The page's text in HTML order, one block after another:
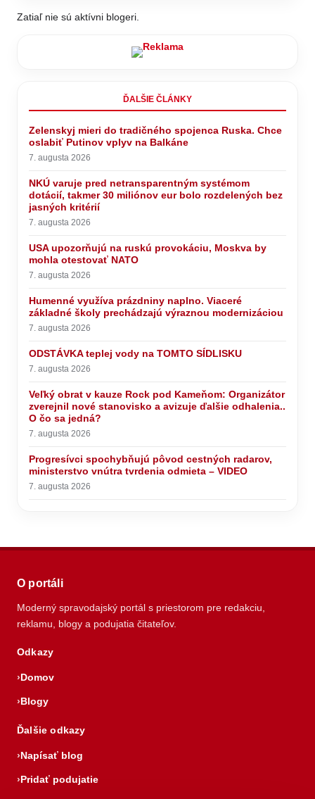
Zatiaľ nie sú aktívni blogeri.
ĎALŠIE ČLÁNKY
Zelenskyj mieri do tradičného spojenca Ruska. Chce
oslabiť Putinov vplyv na Balkáne
7. augusta 2026
NKÚ varuje pred netransparentným systémom
dotácií, takmer 30 miliónov eur bolo rozdelených bez
jasných kritérií
7. augusta 2026
USA upozorňujú na ruskú provokáciu, Moskva by
mohla otestovať NATO
7. augusta 2026
Humenné využíva prázdniny naplno. Viaceré
základné školy prechádzajú výraznou modernizáciou
7. augusta 2026
ODSTÁVKA teplej vody na TOMTO SÍDLISKU
7. augusta 2026
Veľký obrat v kauze Rock pod Kameňom: Organizátor
zverejnil nové stanovisko a avizuje ďalšie odhalenia..
O čo sa jedná?
7. augusta 2026
Progresívci spochybňujú pôvod cestných radarov,
ministerstvo vnútra tvrdenia odmieta – VIDEO
7. augusta 2026
O portáli
Moderný spravodajský portál s priestorom pre redakciu,
reklamu, blogy a podujatia čitateľov.
Odkazy
Domov
Blogy
Ďalšie odkazy
Napísať blog
Pridať podujatie